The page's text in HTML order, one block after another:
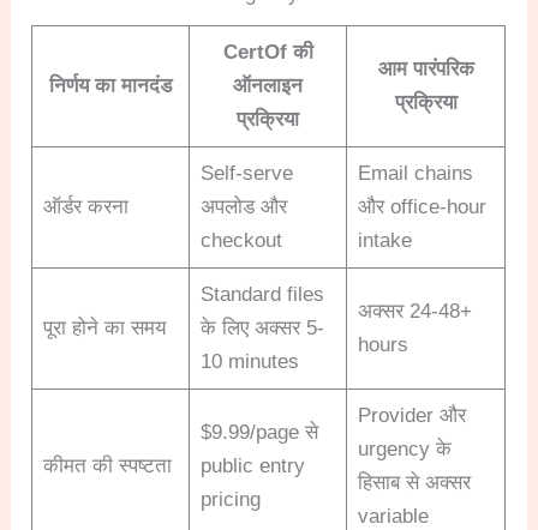
निर्णय का मानदंड
CertOf की
ऑनलाइन
प्रक्रिया
आम पारंपरिक
प्रक्रिया
ऑर्डर करना
Self-serve
अपलोड और
checkout
Email chains
और office-hour
intake
पूरा होने का समय
Standard files
के लिए अक्सर 5-
10 minutes
अक्सर 24-48+
hours
कीमत की स्पष्टता
$9.99/page से
public entry
pricing
Provider और
urgency के
हिसाब से अक्सर
variable